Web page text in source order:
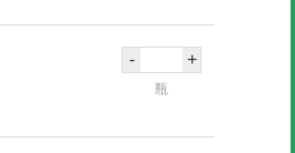
- +
瓶